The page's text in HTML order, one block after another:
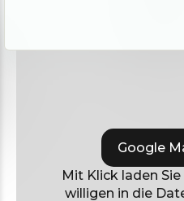
Google
Mit Klick laden
willigen in die